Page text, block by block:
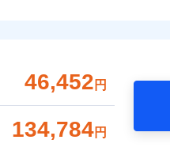
46,452 円
134,784円